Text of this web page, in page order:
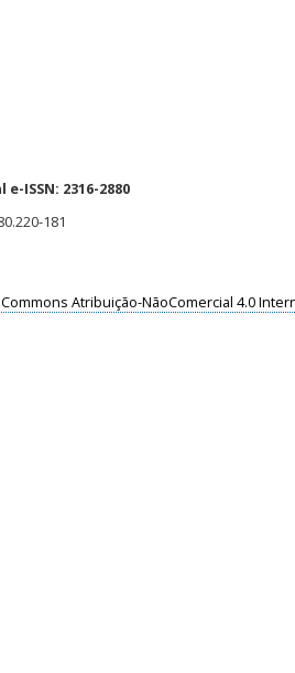
ISSN: 2316-2880
181
Atribuição-NãoComercial 4.0